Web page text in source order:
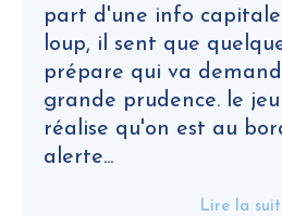
part d'une info
loup, il sent que
prépare qui va
grande prudence. le
réalise qu'on est au
alerte...
Lire la